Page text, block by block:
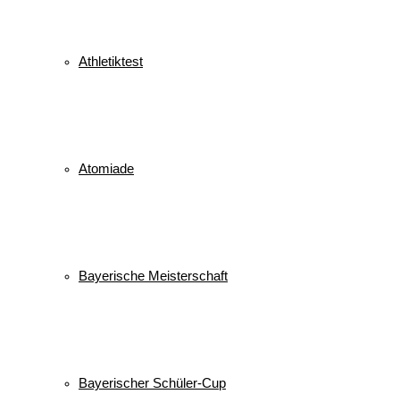
Athletiktest
Atomiade
Bayerische Meisterschaft
Bayerischer Schüler-Cup